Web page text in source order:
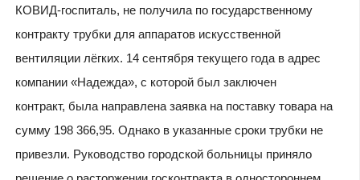
КОВИД-госпиталь, не получила по государственному
контракту трубки для аппаратов искусственной
вентиляции лёгких. 14 сентября текущего года в адрес
компании «Надежда», с которой был заключен
контракт, была направлена заявка на поставку товара на
сумму 198 366,95. Однако в указанные сроки трубки не
привезли. Руководство городской больницы приняло